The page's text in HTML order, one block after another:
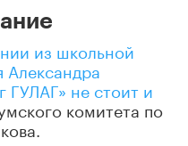
из школьной
не стоит и
комитета по